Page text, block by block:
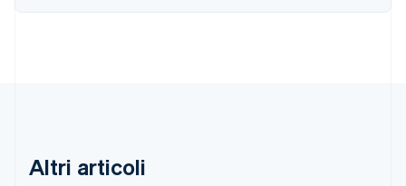
Altri articoli
Cipro
English